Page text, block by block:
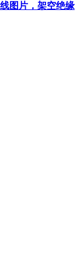
图片，架空绝缘